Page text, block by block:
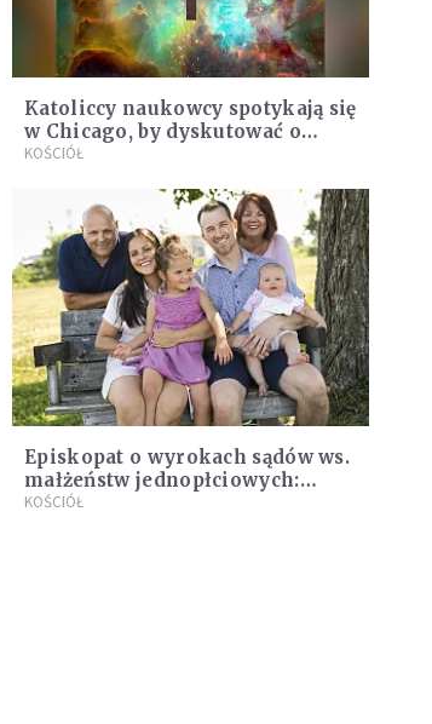
Katoliccy naukowcy spotykają się
w Chicago, by dyskutować o
ludzkiej płciowości i końcu
KOŚCIÓŁ
Episkopat o wyrokach sądów ws.
małżeństw jednopłciowych:
Konstytucja nie może być
KOŚCIÓŁ